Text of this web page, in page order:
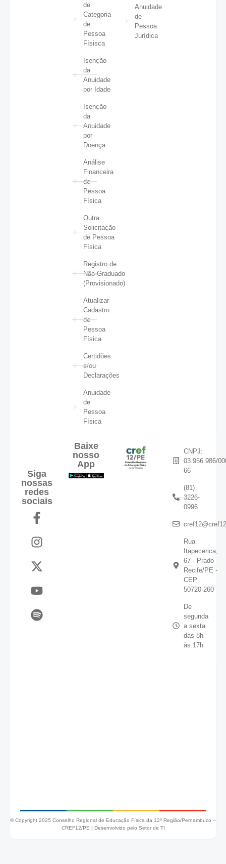
de
Categoria
de
Pessoa
Físisca
Isenção
da
Anuidade
por Idade
Isenção
da
Anuidade
por
Doença
Análise
Financeira
de
Pessoa
Física
Outra
Solicitação
de Pessoa
Física
Registro de
Não-Graduado
(Provisionado)
Atualizar
Cadastro
de
Pessoa
Física
Certidões
e/ou
Declarações
Anuidade
de
Pessoa
Física
Anuidade
de
Pessoa
Jurídica
Siga
nossas
redes
sociais
Baixe
nosso
App
CNPJ:
03.956.986/
66
(81)
3226-
0996
Rua
Itapecerica,
67 - Prado
Recife/PE -
CEP
50720-260
De
segunda
a sexta
das 8h
às 17h
© Copyright 2025 Conselho Regional de Educação Física da 12ª Região/Pernambuco –
CREF12/PE | Desenvolvido pelo Setor de TI